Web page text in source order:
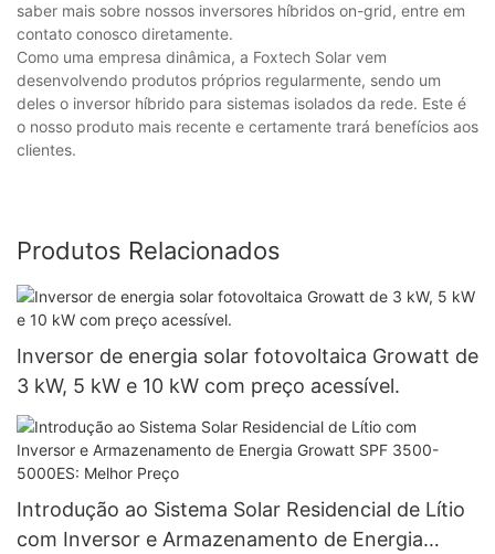
saber mais sobre nossos inversores híbridos on-grid, entre em
contato conosco diretamente.
Como uma empresa dinâmica, a Foxtech Solar vem
desenvolvendo produtos próprios regularmente, sendo um
deles o inversor híbrido para sistemas isolados da rede. Este é
o nosso produto mais recente e certamente trará benefícios aos
clientes.
Produtos Relacionados
Inversor de energia solar fotovoltaica Growatt de
3 kW, 5 kW e 10 kW com preço acessível.
Introdução ao Sistema Solar Residencial de Lítio
com Inversor e Armazenamento de Energia